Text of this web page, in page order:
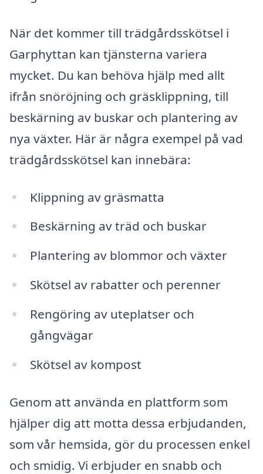
När det kommer till trädgårdsskötsel i
Garphyttan kan tjänsterna variera
mycket. Du kan behöva hjälp med allt
ifrån snöröjning och gräsklippning, till
beskärning av buskar och plantering av
nya växter. Här är några exempel på vad
trädgårdsskötsel kan innebära:
Klippning av gräsmatta
Beskärning av träd och buskar
Plantering av blommor och växter
Skötsel av rabatter och perenner
Rengöring av uteplatser och
gångvägar
Skötsel av kompost
Genom att använda en plattform som
hjälper dig att motta dessa erbjudanden,
som vår hemsida, gör du processen enkel
och smidig. Vi erbjuder en snabb och